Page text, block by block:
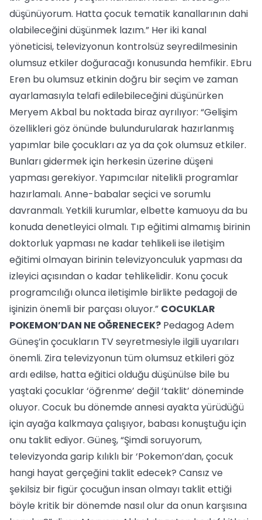
düşünüyorum. Hatta çocuk tematik kanallarının dahi
olabileceğini düşünmek lazım.” Her iki kanal
yöneticisi, televizyonun kontrolsüz seyredilmesinin
olumsuz etkiler doğuracağı konusunda hemfikir. Ebru
Eren bu olumsuz etkinin doğru bir seçim ve zaman
ayarlamasıyla telafi edilebileceğini düşünürken
Meryem Akbal bu noktada biraz ayrılıyor: “Gelişim
özellikleri göz önünde bulundurularak hazırlanmış
yapımlar bile çocukları az ya da çok olumsuz etkiler.
Bunları gidermek için herkesin üzerine düşeni
yapması gerekiyor. Yapımcılar nitelikli programlar
hazırlamalı. Anne-babalar seçici ve sorumlu
davranmalı. Yetkili kurumlar, elbette kamuoyu da bu
konuda denetleyici olmalı. Tıp eğitimi almamış birinin
doktorluk yapması ne kadar tehlikeli ise iletişim
eğitimi olmayan birinin televizyonculuk yapması da
izleyici açısından o kadar tehlikelidir. Konu çocuk
programcılığı olunca iletişimle birlikte pedagoji de
işinizin önemli bir parçası oluyor.” COCUKLAR
POKEMON’DAN NE OĞRENECEK? Pedagog Adem
Güneş’in çocukların TV seyretmesiyle ilgili uyarıları
önemli. Zira televizyonun tüm olumsuz etkileri göz
ardı edilse, hatta eğitici olduğu düşünülse bile bu
yaştaki çocuklar ‘öğrenme’ değil ‘taklit’ döneminde
oluyor. Cocuk bu dönemde annesi ayakta yürüdüğü
için ayağa kalkmaya çalışıyor, babası konuştuğu için
onu taklit ediyor. Güneş, “Şimdi soruyorum,
televizyonda garip kılıklı bir ‘Pokemon’dan, çocuk
hangi hayat gerçeğini taklit edecek? Cansız ve
şekilsiz bir figür çocuğun insan olmayı taklit ettiği
böyle kritik bir dönemde nasıl olur da onun karşısına